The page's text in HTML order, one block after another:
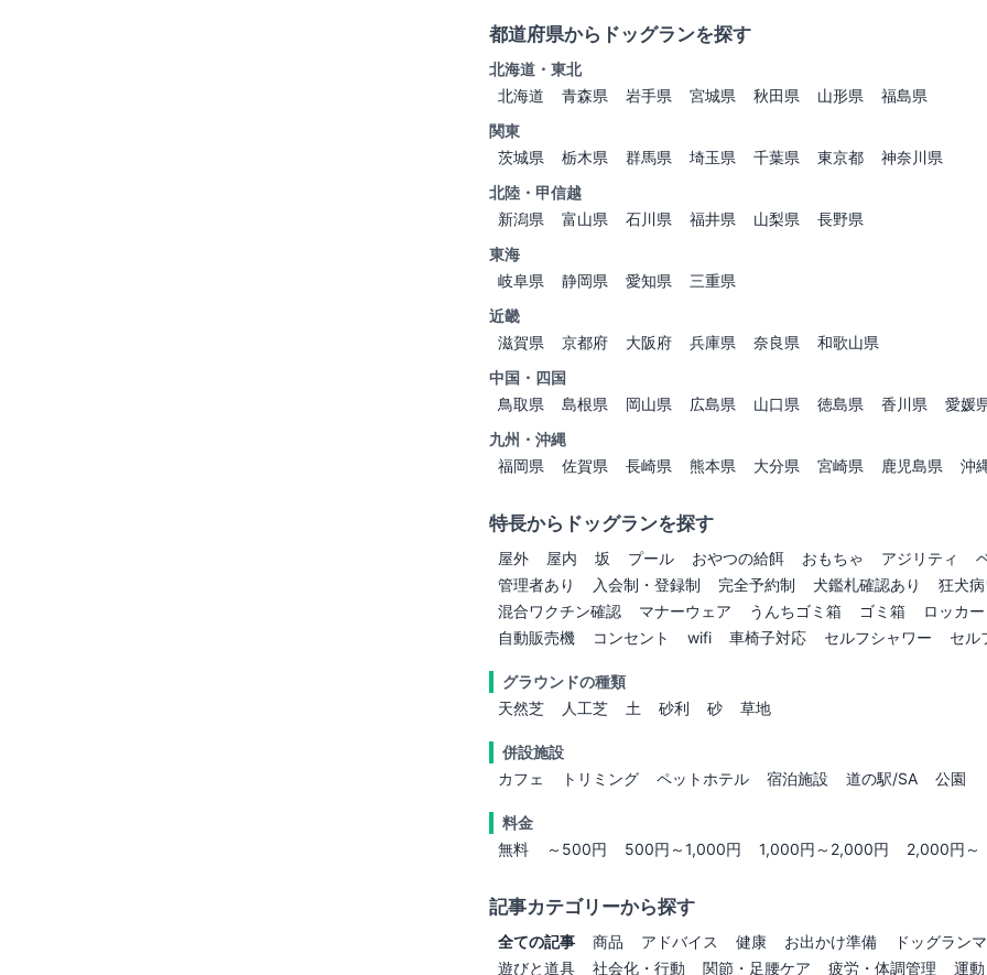
都道府県からドッグランを探す
北海道・東北
北海道
青森県 岩手県 宮城県 秋田県 山形県
福島県
関東
茨城県
栃木県 群馬県 埼玉県 千葉県 東京都
神奈川県
北陸・甲信越
新潟県
富山県 石川県 福井県 山梨県
長野県
東海
岐阜県
静岡県 愛知県
三重県
近畿
滋賀県
京都府 大阪府 兵庫県 奈良県
和歌山県
中国・四国
鳥取県
島根県 岡山県 広島県 山口県 徳島県 香川県 愛媛
九州・沖縄
福岡県
佐賀県 長崎県 熊本県 大分県 宮崎県 鹿児島県 沖
特長からドッグランを探す
屋外 屋内 坂 プール おやつの給餌 おもちゃ アジリティ
管理者あり
入会制・登録制 完全予約制 犬鑑札確認あり
狂犬
混合ワクチン確認
マナーウェア うんちゴミ箱 ゴミ箱 ロッカー
自動販売機
コンセント wifi 車椅子対応 セルフシャワー セル
グラウンドの種類
天然芝
人工芝 土 砂利 砂 草地
併設施設
カフェ
トリミング ペットホテル 宿泊施設 道の駅/SA 公園
料金
無料
～500円 500円～1,000円 1,000円～2,000円 2,000円～
記事カテゴリーから探す
全ての記事 商品 アドバイス 健康 お出かけ準備 ドッグラン
遊びと道具
社会化・行動 関節・足腰ケア 疲労・体調管理 運